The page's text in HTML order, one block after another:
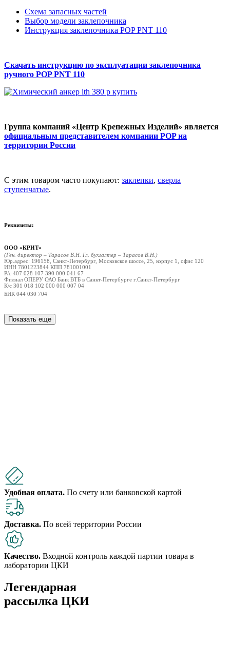
Схема запасных частей
Выбор модели заклепочника
Инструкция заклепочника POP PNT 110
Скачать инструкцию по эксплуатации заклепочника
ручного POP PNT 110
Группа компаний «Центр Крепежных Изделий» является
официальным представителем компании POP на
территории России
С этим товаром часто покупают: заклепки, сверла
ступенчатые.
Реквизиты:
ООО «КРИТ»
(Ген. директор – Тарасов В.Н. Гл. бухгалтер – Тарасов В.Н.)
Юр.адрес: 196158, Санкт-Петербург, Московское шоссе, 25, корпус 1, офис 120
ИНН 7801223844 КПП 781001001
Р/с 407 028 107 390 000 041 67
Филиал ОПЕРУ ОАО Банк ВТБ в Санкт-Петербурге г.Санкт-Петербург
К/с 301 018 102 000 000 007 04
БИК 044 030 704
Показать еще
Удобная оплата. По счету или банковской картой
Доставка. По всей территории России
Качество. Входной контроль каждой партии товара в
лаборатории ЦКИ
Легендарная
рассылка ЦКИ